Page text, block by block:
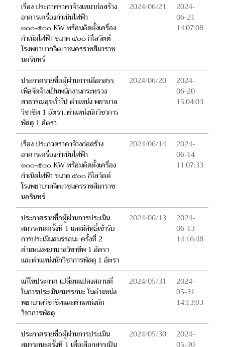
เรื่อง ประกาศราคาจ้างเหมาก่อสร้าง
อาคารเครื่องกำเนินไฟฟ้า
๑๐๐-๕๐๐ KW พร้อมติดตั้งเครื่อง
กำเนิดไฟฟ้า ขนาด ๕๐๐ กิโลวัตต์
โรงพยาบาลจิตเวชนครราชสีมาราช
นครินทร์
2024/06/21
2024-
06-21
14:07:08
ประกาศรายชื่อผู้ผ่านการเลือกสรร
เพื่อจัดจ้างเป็นพนักงานกระทรวง
สาธารณสุขทั่วไป ตำแหน่ง พยาบาล
วิชาชีพ 1 อัตรา, ตำแหน่งนักวิชาการ
พัสดุ 1 อัตรา
2024/06/20
2024-
06-20
15:04:03
เรื่อง ประกวดราคาจ้างก่อสร้าง
อาคารเครื่องกำเนินไฟฟ้า
๑๐๐-๕๐๐ KW พร้อมติดตั้งเครื่อง
กำเนิดไฟฟ้า ขนาด ๕๐๐ กิโลวัตต์
โรงพยาบาลจิตเวชนครราชสีมาราช
นครินทร์
2024/06/14
2024-
06-14
11:07:33
ประกาศรายชื่อผู้ผ่านการประเมิน
สมรรถนะครั้งที่ 1 และมีสิทธิ์เข้ารับ
การประเมินสมรรถนะ ครั้งที่ 2
ตำแหน่งพยาบาลวิชาชีพ 1 อัตรา
และตำแหน่งนักวิชาการพัสดุ 1 อัตรา
2024/06/13
2024-
06-13
14:16:48
แก้ไขประกาศ เปลี่ยนแปลงสถานที่
ในการประเมินสมรรถนะ ในตำแหน่ง
พยาบาลวิชาชีพและตำแหน่งนัก
วิชาการพัสดุ
2024/05/31
2024-
05-31
14:13:03
ประกาศรายชื่อผู้ผ่านการประเมิน
สมรรถนะครั้งที่ 1 เพื่อเลือกสรรเป็น
2024/05/30
2024-
05-30